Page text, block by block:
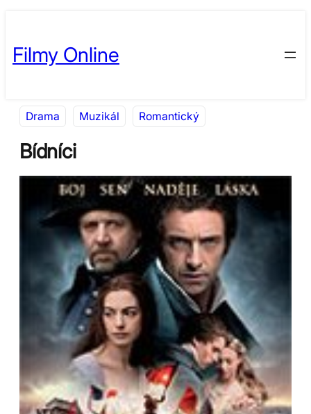
obsah
content
Filmy Online
Drama Muzikál Romantický
Bídníci